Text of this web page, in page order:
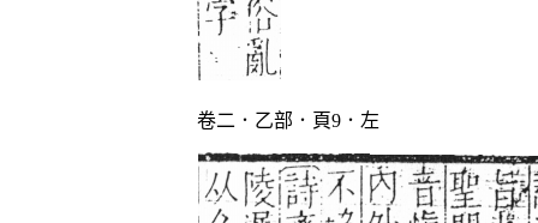
卷二．乙部．頁9．左